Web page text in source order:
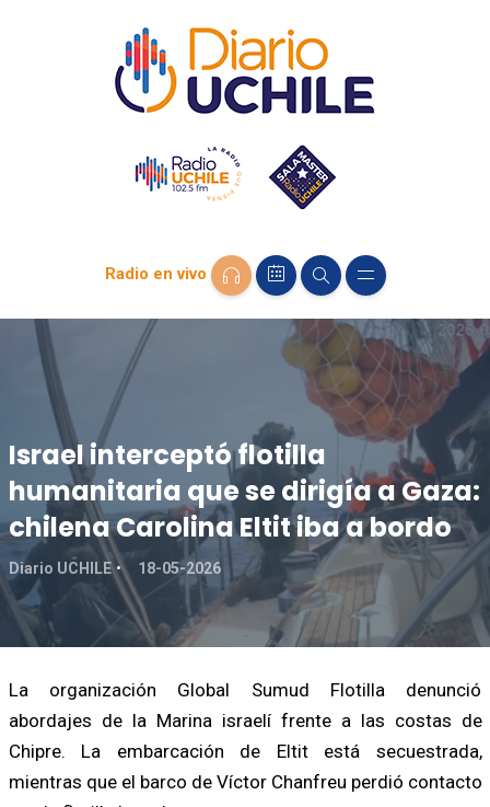
Radio en vivo
Israel interceptó flotilla
humanitaria que se dirigía a Gaza:
chilena Carolina Eltit iba a bordo
Diario UCHILE 18-05-2026
La organización Global Sumud Flotilla denunció
abordajes de la Marina israelí frente a las costas de
Chipre. La embarcación de Eltit está secuestrada,
mientras que el barco de Víctor Chanfreu perdió contacto